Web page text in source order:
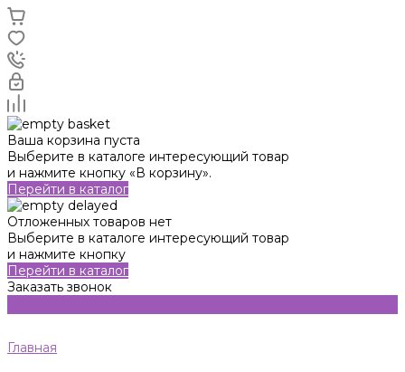
Ваша корзина пуста
Выберите в каталоге интересующий товар
и нажмите кнопку «В корзину».
Перейти в каталог
Отложенных товаров нет
Выберите в каталоге интересующий товар
и нажмите кнопку
Перейти в каталог
Заказать звонок
Главная